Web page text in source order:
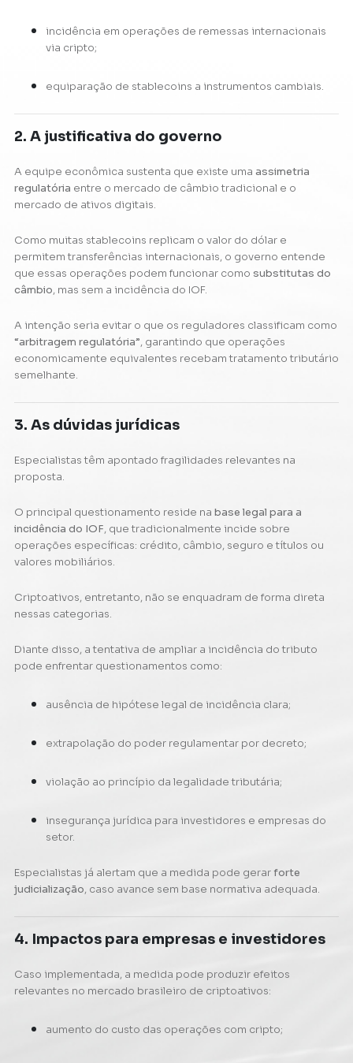
incidência em operações de remessas internacionais
via cripto;
equiparação de stablecoins a instrumentos cambiais.
2. A justificativa do governo
A equipe econômica sustenta que existe uma assimetria
regulatória entre o mercado de câmbio tradicional e o
mercado de ativos digitais.
Como muitas stablecoins replicam o valor do dólar e
permitem transferências internacionais, o governo entende
que essas operações podem funcionar como substitutas do
câmbio, mas sem a incidência do IOF.
A intenção seria evitar o que os reguladores classificam como
“arbitragem regulatória”, garantindo que operações
economicamente equivalentes recebam tratamento tributário
semelhante.
3. As dúvidas jurídicas
Especialistas têm apontado fragilidades relevantes na
proposta.
O principal questionamento reside na base legal para a
incidência do IOF, que tradicionalmente incide sobre
operações específicas: crédito, câmbio, seguro e títulos ou
valores mobiliários.
Criptoativos, entretanto, não se enquadram de forma direta
nessas categorias.
Diante disso, a tentativa de ampliar a incidência do tributo
pode enfrentar questionamentos como:
ausência de hipótese legal de incidência clara;
extrapolação do poder regulamentar por decreto;
violação ao princípio da legalidade tributária;
insegurança jurídica para investidores e empresas do
setor.
Especialistas já alertam que a medida pode gerar forte
judicialização, caso avance sem base normativa adequada.
4. Impactos para empresas e investidores
Caso implementada, a medida pode produzir efeitos
relevantes no mercado brasileiro de criptoativos:
aumento do custo das operações com cripto;